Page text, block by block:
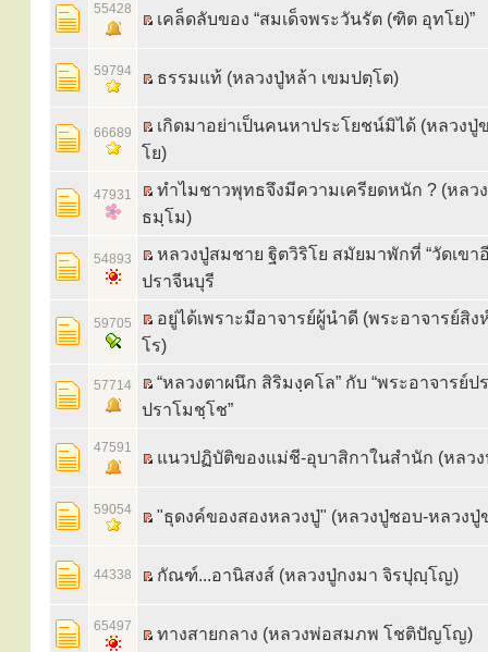
55428
เคล็ดลับของ “สมเด็จพระวันรัต (ฑิต อุทโย)”
59794 ธรรมแท้ (หลวงปู่หล้า เขมปตฺโต)
66689
เกิดมาอย่าเป็นคนหาประโยชน์มิได้ (หลวงปู่
โย)
47931
ทำไมชาวพุทธจึงมีความเครียดหนัก ? (หลว
ธมฺโม)
54893
หลวงปู่สมชาย ฐิตวิริโย สมัยมาพักที่ “วัดเขา
ปราจีนบุรี
59705
อยู่ได้เพราะมีอาจารย์ผู้นำดี (พระอาจารย์สิ
โร)
57714
“หลวงตาผนึก สิริมงฺคโล” กับ “พระอาจารย์ป
ปราโมชฺโช”
47591
แนวปฏิบัติของแม่ชี-อุบาสิกาในสำนัก (หลว
59054 "ธุดงค์ของสองหลวงปู่" (หลวงปู่ชอบ-หลวงปู่
44338 กัณฑ์...อานิสงส์ (หลวงปู่กงมา จิรปุญฺโญ)
65497 ทางสายกลาง (หลวงพ่อสมภพ โชติปัญโญ)